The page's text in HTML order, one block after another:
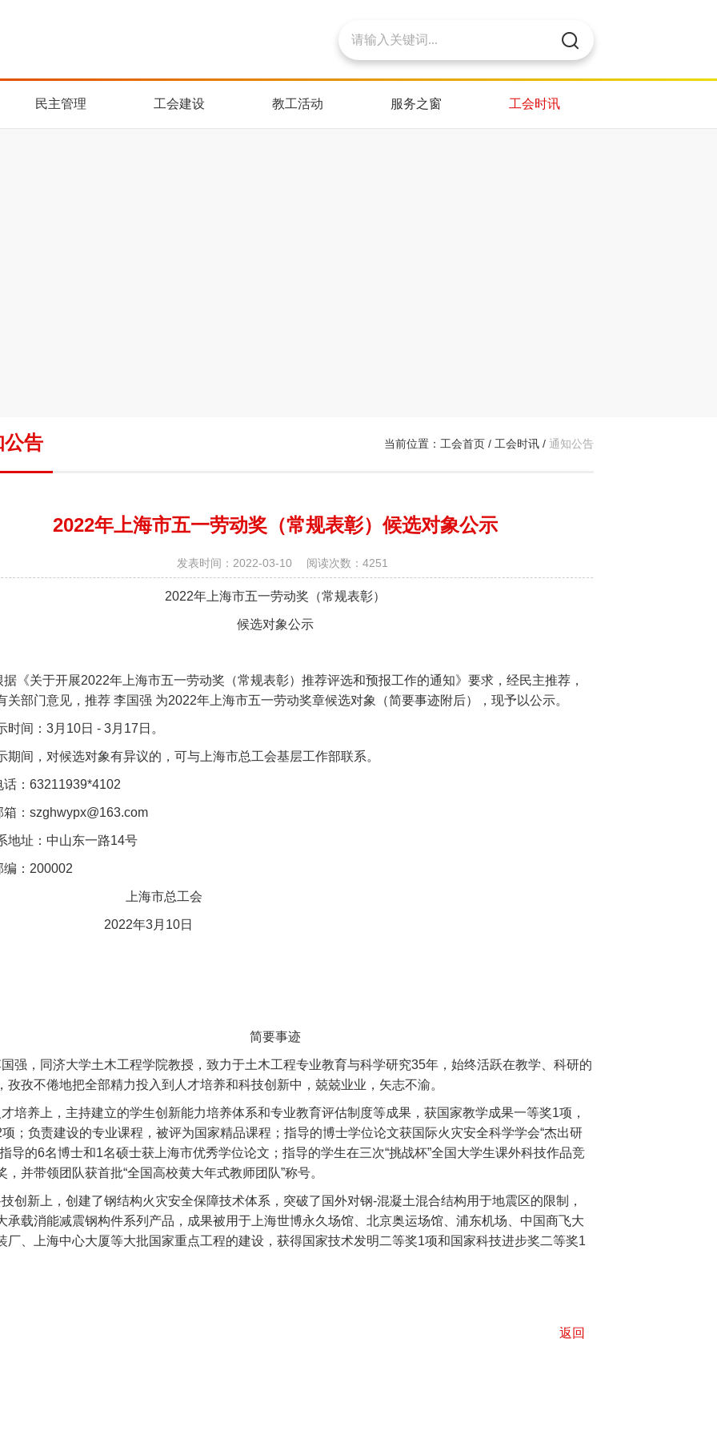
民主管理 工会建设 教工活动 服务之窗 工会时讯
公告 当前位置： 工会首页/ 工会时讯/ 通知公告
2022年上海市五一劳动奖（常规表彰）候选对象公示
发表时间：2022-03-10 阅读次数：4251
2022年上海市五一劳动奖（常规表彰）
候选对象公示
据《关于开展2022年上海市五一劳动奖（常规表彰）推荐评选和预报工作的通知》要求，经民主推荐，
关部门意见，推荐 李国强 为2022年上海市五一劳动奖章候选对象（简要事迹附后），现予以公示。
间：3月 10日- 3月 17 日。
间，对候选对象有异议的，可与上海市总工会基层工作部联系。
话：63211939*4102
箱 ：szghwypx@163.com
址：中山东一路14号
编： 200002
上海市总工会
年3月 10日
简要事迹
强，同济大学土木工程学院教授，致力于土木工程专业教育与科学研究35年，始终活跃在教学、科研的
孜孜不倦地把全部精力投入到人才培养和科技创新中，兢兢业业，矢志不渝。
才培养上，主持建立的学生创新能力培养体系和专业教育评估制度等成果，获国家教学成果一等奖1项，
项；负责建设的专业课程，被评为国家精品课程；指导的博士学位论文获国际火灾安全科学学会“杰出研
导的6名博士和1名硕士获上海市优秀学位论文；指导的学生在三次“挑战杯”全国大学生课外科技作品竞
，并带领团队获首批“全国高校黄大年式教师团队”称号。
创新上，创建了钢结构火灾安全保障技术体系，突破了国外对钢-混凝土混合结构用于地震区的限制，
承载消能减震钢构件系列产品，成果被用于上海世博永久场馆、北京奥运场馆、浦东机场、中国商飞大
厂、上海中心大厦等大批国家重点工程的建设，获得国家技术发明二等奖1项和国家科技进步奖二等奖1
返回